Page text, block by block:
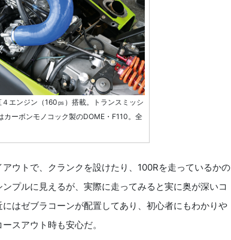
エンジン（160㎰）搭載。トランスミッシ
カーボンモノコック製のDOME・F110。全
ウトで、クランクを設けたり、100Rを走っているかの
プルに見えるが、実際に走ってみると実に奥が深いコ
はゼブラコーンが配置してあり、初心者にもわかりや
スアウト時も安心だ。